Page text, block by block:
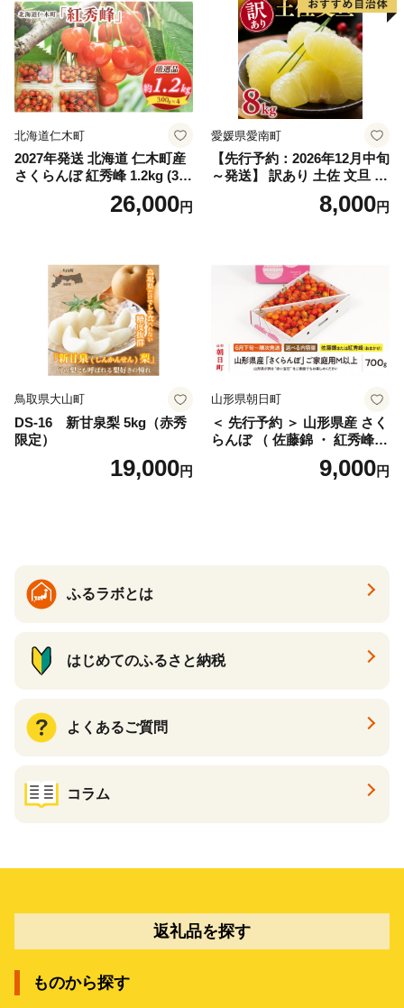
ぶどう 葡萄 大粒 シャインマ
スカット おすすめ シャイン
マスカット 贈答 ギフト 産地
笛吹市 シャインマスカット
笛吹 葡萄 国産 ぶどう 人気
国産 1.2kg 先行｜
北海道仁木町
2027年発送 北海道 仁木町産
さくらんぼ 紅秀峰 1.2kg (300
g×4パック) Lサイズ以上 旬
桜桃 産地直送 サクランボ チ
26,000円
愛媛県愛南町
【先行予約：2026年12月中旬
～発送】 訳あり 土佐 文旦 8k
g (Mサイズ以上サイズミック
ス) 8000円 わけあり ぶんた
産 農家直送 期間限定 特産品
サイズミックス くらもとフ
ァーム 愛南町 愛媛県
8,000円
鳥取県大山町
DS-16 新甘泉梨 5kg（赤秀
限定）
19,000円
山形県朝日町
＜ 先行予約 ＞ 山形県産 さく
らんぼ （ 佐藤錦 ・ 紅秀峰
） ご家庭用 M以上 700g 【20
26年6月下旬から7月上旬発
9,000円
ふるラボとは
はじめてのふるさと納税
よくあるご質問
コラム
返礼品を探す
ものから探す